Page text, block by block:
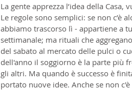
La gente apprezza l’idea della
Le regole sono semplici: se non c’è
abbiamo trascorso lì - appartiene a
settimanale; ma rituali che
del sabato al mercato delle pulci o
dell'anno il soggiorno è la parte più
gli altri. Ma quando è successo è
portato nuove idee. Anche se non